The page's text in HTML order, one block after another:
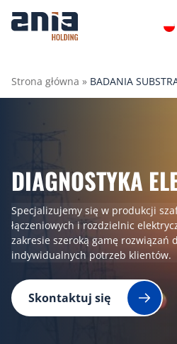
Strona główna » BADANIA
DIAGNOSTYKA
Specjalizujemy się w produkcji
łączeniowych i rozdzielnic
zakresie szeroką gamę rozwiązań
indywidualnych potrzeb klientów.
Skontaktuj się